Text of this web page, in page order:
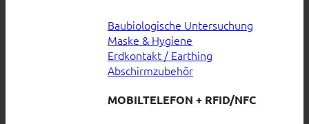
Baubiologische Untersuchung
Maske & Hygiene
Erdkontakt / Earthing
Abschirmzubehör
MOBILTELEFON + RFID/NFC